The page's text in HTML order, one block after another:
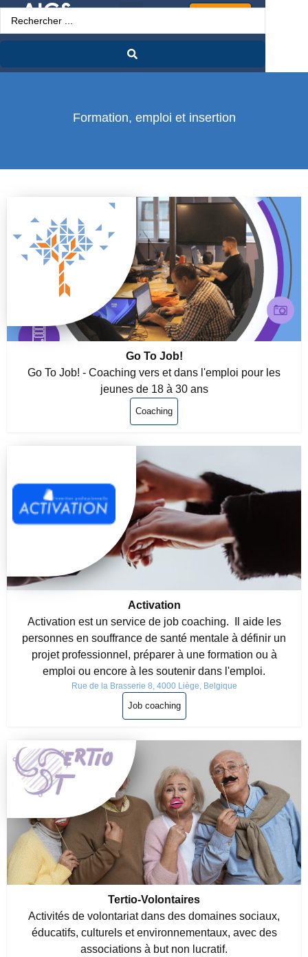
Formation, emploi et insertion
Go To Job!
Go To Job! - Coaching vers et dans l'emploi pour les
jeunes de 18 à 30 ans
Coaching
Activation
Activation est un service de job coaching. Il aide les
personnes en souffrance de santé mentale à définir un
projet professionnel, préparer à une formation ou à
emploi ou encore à les soutenir dans l'emploi.
Rue de la Brasserie 8, 4000 Liège, Belgique
Job coaching
Tertio-Volontaires
Activités de volontariat dans des domaines sociaux,
éducatifs, culturels et environnementaux, avec des
associations à but non lucratif.